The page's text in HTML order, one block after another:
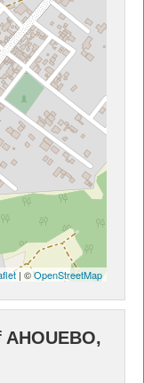
| ©OpenStreetMap